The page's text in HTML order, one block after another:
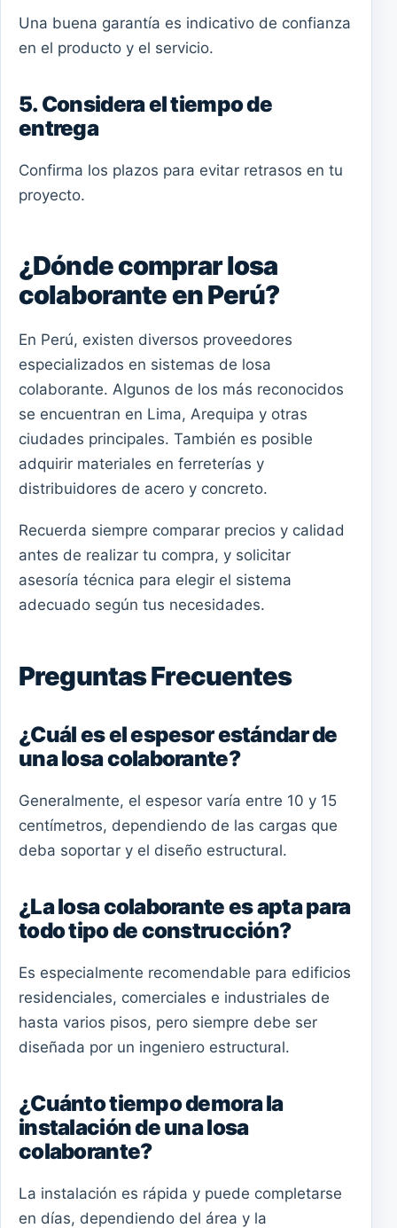
Una buena garantía es indicativo de confianza
en el producto y el servicio.
5. Considera el tiempo de
entrega
Confirma los plazos para evitar retrasos en tu
proyecto.
¿Dónde comprar losa
colaborante en Perú?
En Perú, existen diversos proveedores
especializados en sistemas de losa
colaborante. Algunos de los más reconocidos
se encuentran en Lima, Arequipa y otras
ciudades principales. También es posible
adquirir materiales en ferreterías y
distribuidores de acero y concreto.
Recuerda siempre comparar precios y calidad
antes de realizar tu compra, y solicitar
asesoría técnica para elegir el sistema
adecuado según tus necesidades.
Preguntas Frecuentes
¿Cuál es el espesor estándar de
una losa colaborante?
Generalmente, el espesor varía entre 10 y 15
centímetros, dependiendo de las cargas que
deba soportar y el diseño estructural.
¿La losa colaborante es apta para
todo tipo de construcción?
Es especialmente recomendable para edificios
residenciales, comerciales e industriales de
hasta varios pisos, pero siempre debe ser
diseñada por un ingeniero estructural.
¿Cuánto tiempo demora la
instalación de una losa
colaborante?
La instalación es rápida y puede completarse
en días, dependiendo del área y la